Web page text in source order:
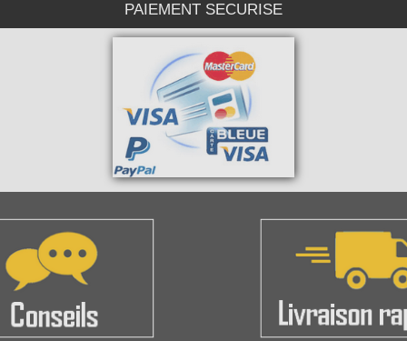
PAIEMENT SECURISE